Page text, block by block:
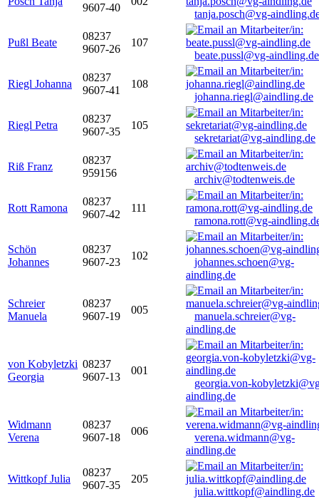
9607-40
tanja.posch@vg-
Pußl Beate
08237
9607-26
107
beate.pussl@vg-aindling.de
Riegl Johanna
08237
9607-41
108
johanna.riegl@aindling.de
Riegl Petra
08237
9607-35
105
sekretariat@vg-aindling.de
Riß Franz
08237
959156
archiv@todtenweis.de
Rott Ramona
08237
9607-42
111
ramona.rott@vg-
Schön
Johannes
08237
9607-23
102
johannes.schoen@vg-
aindling.de
Schreier
Manuela
08237
9607-19
005
manuela.schreier@vg-
aindling.de
von Kobyletzki
Georgia
08237
9607-13
001
georgia.von-
aindling.de
Widmann
Verena
08237
9607-18
006
verena.widmann@vg-
aindling.de
Wittkopf Julia
08237
9607-35
205
julia.wittkopf@aindling.de